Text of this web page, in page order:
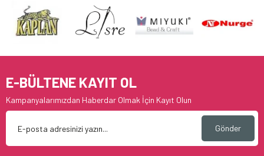
E-BÜLTENE KAYIT OL
Kampanyalarımızdan Haberdar Olmak İçin Kayıt Olun
Gönder